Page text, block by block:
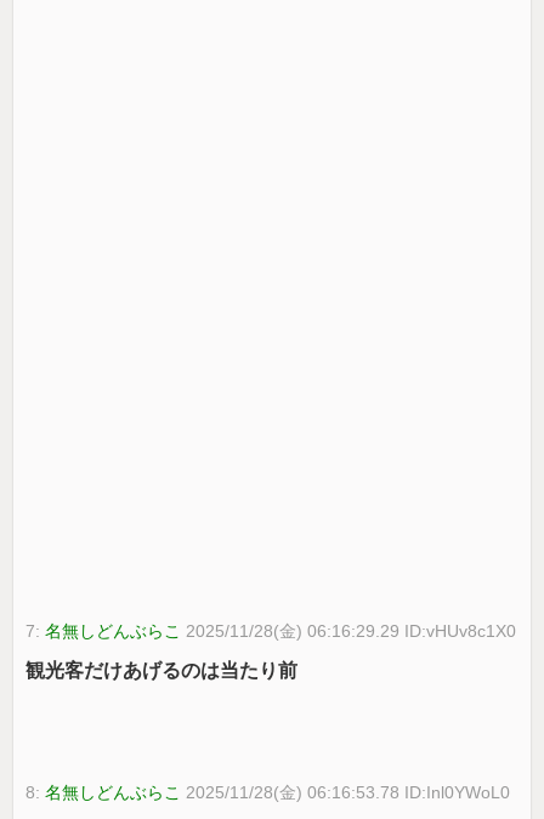
7:名無しどんぶらこ 2025/11/28(金) 06:16:29.29 ID:vHUv8c1X0
観光客だけあげるのは当たり前
8:名無しどんぶらこ 2025/11/28(金) 06:16:53.78 ID:Inl0YWoL0